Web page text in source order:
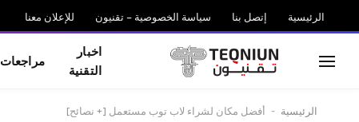
الرئيسية إتصل بنا سياسة الخصوصية – تقنيون للإعلان معنا
اخبار
التقنية
مراجعات
الرئيسية - أفضل مكان لشراء لاب توب مستعمل [+ نصائح]